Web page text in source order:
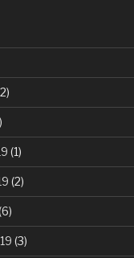
(1)
(2)
(3)